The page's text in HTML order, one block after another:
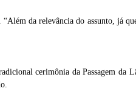
da relevância do assunto, já
cerimônia da Passagem da